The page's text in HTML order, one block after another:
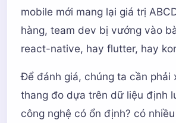
mobile mới mang lại giá trị
hàng, team dev bị vướng vào
react-native, hay flutter, hay
Để đánh giá, chúng ta cần phải
thang đo dựa trên dữ liệu định
công nghệ có ổn định? có